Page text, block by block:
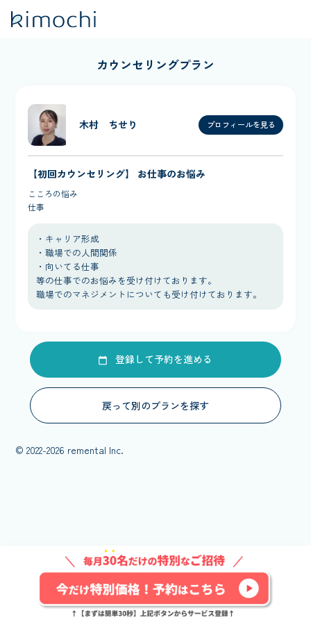
カウンセリングプラン
木村 ちせり プロフィールを見る
【初回カウンセリング】 お仕事のお悩み
こころの悩み
仕事
・キャリア形成
・職場での人間関係
・向いてる仕事
等の仕事でのお悩みを受け付けております。
職場でのマネジメントについても受け付けております。
登録して予約を進める
戻って別のプランを探す
© 2022-2026 remental Inc.